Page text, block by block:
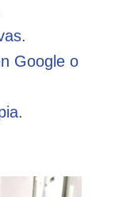
Google o